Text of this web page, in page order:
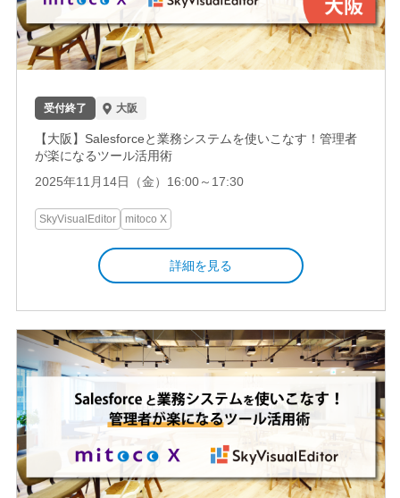
受付終了 大阪
【大阪】Salesforceと業務システムを使いこなす！管理者
が楽になるツール活用術
2025年11月14日（金）16:00～17:30
SkyVisualEditor mitoco X
詳細を見る